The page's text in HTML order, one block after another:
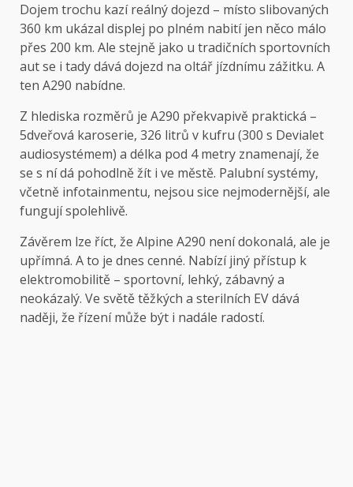
Dojem trochu kazí reálný dojezd – místo slibovaných
360 km ukázal displej po plném nabití jen něco málo
přes 200 km. Ale stejně jako u tradičních sportovních
aut se i tady dává dojezd na oltář jízdnímu zážitku. A
ten A290 nabídne.
Z hlediska rozměrů je A290 překvapivě praktická –
5dveřová karoserie, 326 litrů v kufru (300 s Devialet
audiosystémem) a délka pod 4 metry znamenají, že
se s ní dá pohodlně žít i ve městě. Palubní systémy,
včetně infotainmentu, nejsou sice nejmodernější, ale
fungují spolehlivě.
Závěrem lze říct, že Alpine A290 není dokonalá, ale je
upřímná. A to je dnes cenné. Nabízí jiný přístup k
elektromobilitě – sportovní, lehký, zábavný a
neokázalý. Ve světě těžkých a sterilních EV dává
naději, že řízení může být i nadále radostí.